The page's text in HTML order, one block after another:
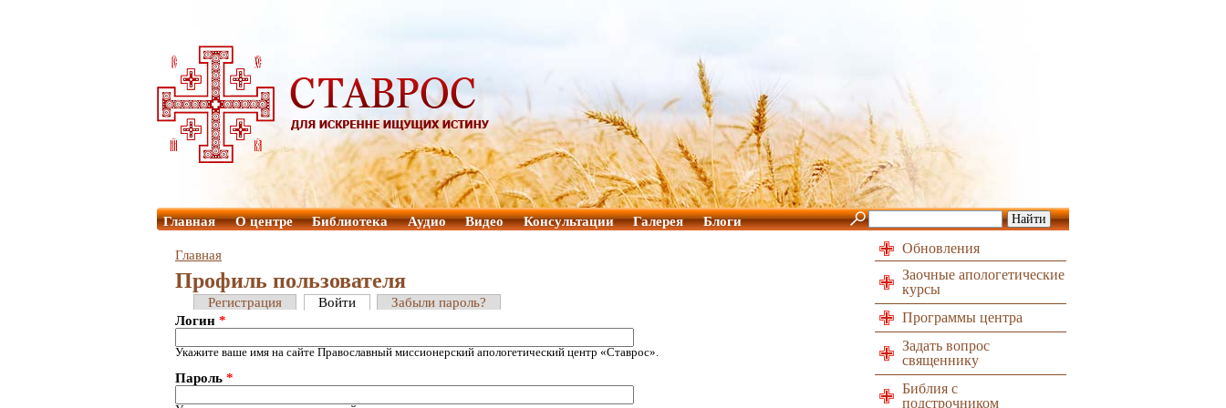
Главная О центре Библиотека Аудио Видео Консультации Галерея Блоги
Главная
Профиль пользователя
Регистрация Войти
Забыли пароль?
Логин *
Укажите ваше имя на сайте Православный миссионерский апологетический центр «Ставрос».
Пароль *
Обновления
Заочные апологетические
курсы
Программы центра
Задать вопрос
священнику
Библия с
подстрочником